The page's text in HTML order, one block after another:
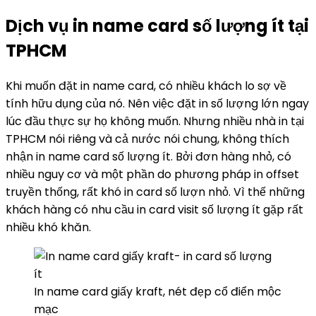
Dịch vụ in name card số lượng ít tại
TPHCM
Khi muốn đặt in name card, có nhiều khách lo sợ về
tính hữu dụng của nó. Nên việc đặt in số lượng lớn ngay
lúc đầu thực sự họ không muốn. Nhưng nhiều nhà in tại
TPHCM nói riêng và cả nước nói chung, không thích
nhận in name card số lượng ít. Bởi đơn hàng nhỏ, có
nhiều nguy cơ và một phần do phương pháp in offset
truyền thống, rất khó in card số lượn nhỏ. Vì thế những
khách hàng có nhu cầu in card visit số lượng ít gặp rất
nhiều khó khăn.
In name card giấy kraft, nét đẹp cổ điển mộc
mạc